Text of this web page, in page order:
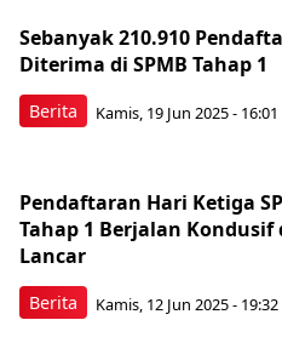
Berita
Sebanyak 210.910
Diterima di SPMB Tahap 1
Kamis, 19 Jun 2025 - 16:01
Berita
Pendaftaran Hari Ketiga
Tahap 1 Berjalan Kondusif
Lancar
Kamis, 12 Jun 2025 - 19:32